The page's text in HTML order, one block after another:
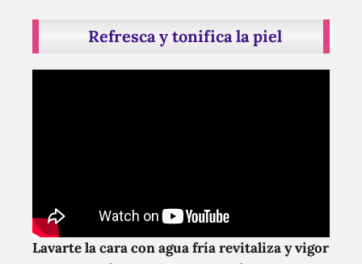
Refresca y tonifica la piel
Lavarte la cara con agua fría revitaliza y vigor